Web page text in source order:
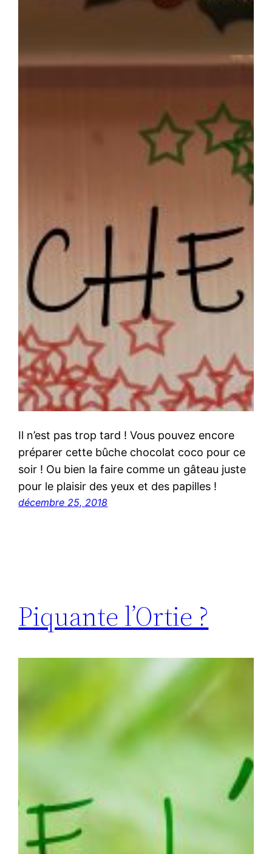
Il n’est pas trop tard ! Vous pouvez encore
préparer cette bûche chocolat coco pour ce
soir ! Ou bien la faire comme un gâteau juste
pour le plaisir des yeux et des papilles !
décembre 25, 2018
Piquante l’Ortie ?